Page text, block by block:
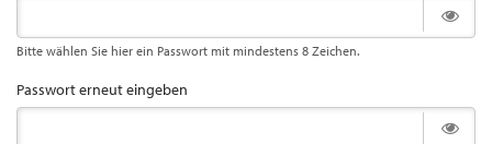
Bitte wählen Sie hier ein Passwort mit mindestens 8 Zeichen.
Passwort erneut eingeben